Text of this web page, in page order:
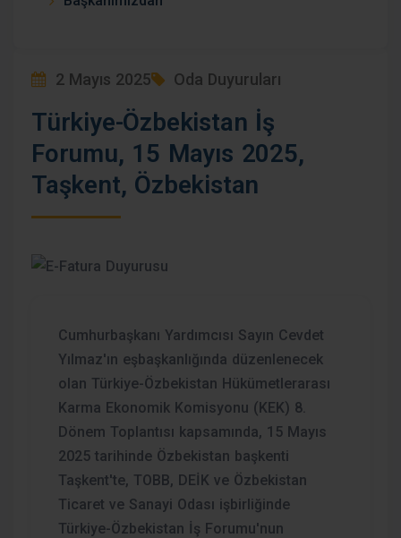
2 Mayıs 2025 Oda Duyuruları
Türkiye-Özbekistan İş
Forumu, 15 Mayıs 2025,
Taşkent, Özbekistan
Cumhurbaşkanı Yardımcısı Sayın Cevdet
Yılmaz'ın eşbaşkanlığında düzenlenecek
olan Türkiye-Özbekistan Hükümetlerarası
Karma Ekonomik Komisyonu (KEK) 8.
Dönem Toplantısı kapsamında, 15 Mayıs
2025 tarihinde Özbekistan başkenti
Taşkent'te, TOBB, DEİK ve Özbekistan
Ticaret ve Sanayi Odası işbirliğinde
Türkiye-Özbekistan İş Forumu'nun